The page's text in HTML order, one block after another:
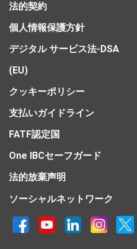
法的契約
個人情報保護方針
デジタル サービス法-DSA
(EU)
クッキーポリシー
支払いガイドライン
FATF認定国
One IBCセーフガード
法的放棄声明
ソーシャルネットワーク